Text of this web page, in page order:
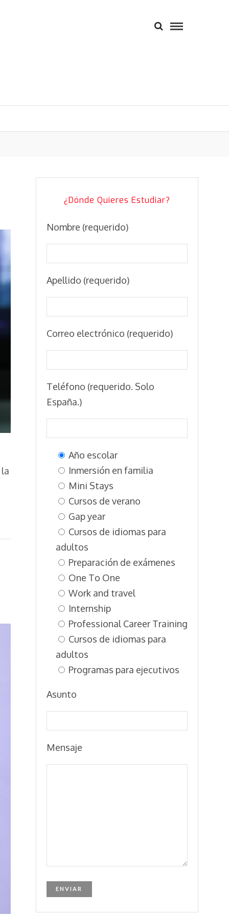
¿Dónde Quieres Estudiar?
Nombre (requerido)
Apellido (requerido)
Correo electrónico (requerido)
Teléfono (requerido. Solo
España.)
Año escolar
Inmersión en familia
Mini Stays
Cursos de verano
Gap year
Cursos de idiomas para
adultos
Preparación de exámenes
One To One
Work and travel
Internship
Professional Career Training
Cursos de idiomas para
adultos
Programas para ejecutivos
Asunto
Mensaje